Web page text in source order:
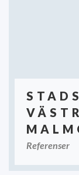
Referenser